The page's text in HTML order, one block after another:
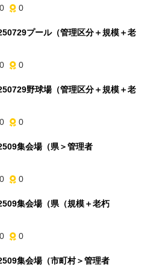
0 0
プール（管理区分＋規模＋老
0 0
野球場（管理区分＋規模＋老
0 0
集会場（県＞管理者
0 0
集会場（県（規模＋老朽
0 0
集会場（市町村＞管理者